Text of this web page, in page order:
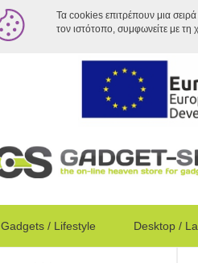
Τα cookies επιτρέπουν μια
τον ιστότοπο, συμφωνείτε με
Gadgets / Lifestyle Desktop /